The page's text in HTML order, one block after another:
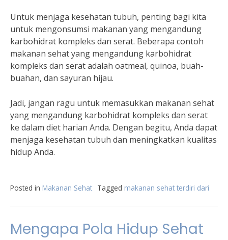
Untuk menjaga kesehatan tubuh, penting bagi kita
untuk mengonsumsi makanan yang mengandung
karbohidrat kompleks dan serat. Beberapa contoh
makanan sehat yang mengandung karbohidrat
kompleks dan serat adalah oatmeal, quinoa, buah-
buahan, dan sayuran hijau.
Jadi, jangan ragu untuk memasukkan makanan sehat
yang mengandung karbohidrat kompleks dan serat
ke dalam diet harian Anda. Dengan begitu, Anda dapat
menjaga kesehatan tubuh dan meningkatkan kualitas
hidup Anda.
Posted in Makanan Sehat Tagged makanan sehat terdiri dari
Mengapa Pola Hidup Sehat